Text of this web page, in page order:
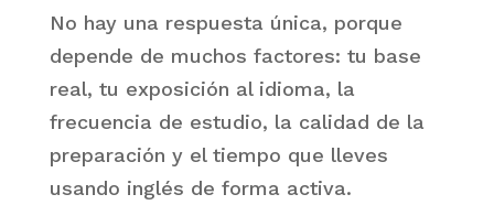
No hay una respuesta única, porque
depende de muchos factores: tu base
real, tu exposición al idioma, la
frecuencia de estudio, la calidad de la
preparación y el tiempo que lleves
usando inglés de forma activa.